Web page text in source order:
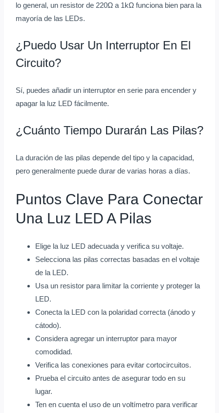
lo general, un resistor de 220Ω a 1kΩ funciona bien para la
mayoría de las LEDs.
¿Puedo Usar Un Interruptor En El
Circuito?
Sí, puedes añadir un interruptor en serie para encender y
apagar la luz LED fácilmente.
¿Cuánto Tiempo Durarán Las Pilas?
La duración de las pilas depende del tipo y la capacidad,
pero generalmente puede durar de varias horas a días.
Puntos Clave Para Conectar
Una Luz LED A Pilas
Elige la luz LED adecuada y verifica su voltaje.
Selecciona las pilas correctas basadas en el voltaje
de la LED.
Usa un resistor para limitar la corriente y proteger la
LED.
Conecta la LED con la polaridad correcta (ánodo y
cátodo).
Considera agregar un interruptor para mayor
comodidad.
Verifica las conexiones para evitar cortocircuitos.
Prueba el circuito antes de asegurar todo en su
lugar.
Ten en cuenta el uso de un voltímetro para verificar